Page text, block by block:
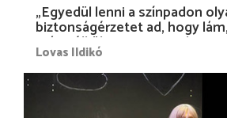
„Egyedül lenni a színpadon
biztonságérzetet ad, hogy
más nélkül is megvagyok
Lovas Ildikó